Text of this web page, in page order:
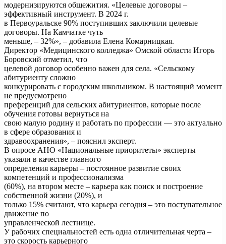
модернизируются общежития. «Целевые договоры –
эффективный инструмент. В 2024 г.
в Первоуральске 90% поступивших заключили целевые
договоры. На Камчатке чуть
меньше, – 32%», – добавила Елена Комарницкая.
Директор «Медицинского колледжа» Омской области Игорь
Боровский отметил, что
целевой договор особенно важен для села. «Сельскому
абитуриенту сложно
конкурировать с городским школьником. В настоящий момент
не предусмотрено
преференций для сельских абитуриентов, которые после
обучения готовы вернуться на
свою малую родину и работать по профессии — это актуально
в сфере образования и
здравоохранения», – пояснил эксперт.
В опросе АНО «Национальные приоритеты» эксперты
указали в качестве главного
определения карьеры – постоянное развитие своих
компетенций и профессионализма
(60%), на втором месте – карьера как поиск и построение
собственной жизни (20%), и
только 15% считают, что карьера сегодня – это поступательное
движение по
управленческой лестнице.
У рабочих специальностей есть одна отличительная черта –
это скорость карьерного